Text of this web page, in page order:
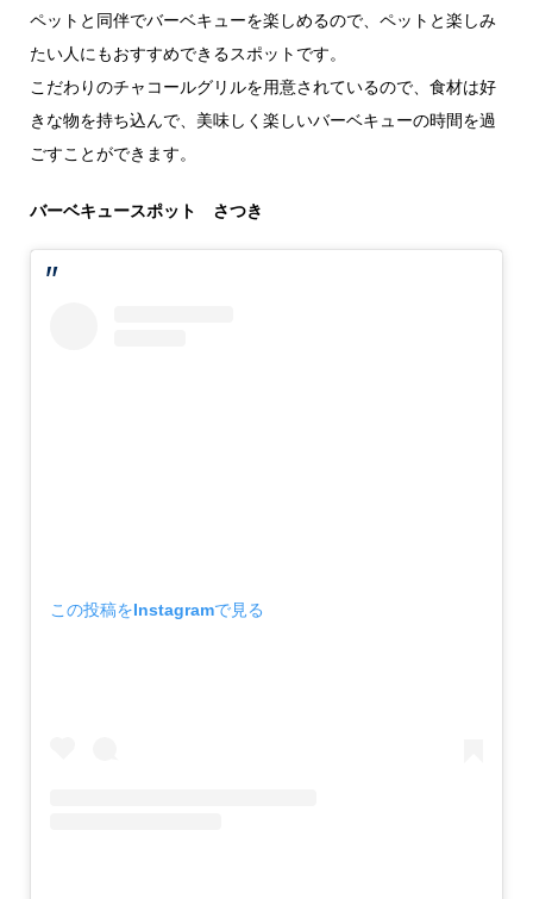
ペットと同伴でバーベキューを楽しめるので、ペットと楽しみ
たい人にもおすすめできるスポットです。
こだわりのチャコールグリルを用意されているので、食材は好
きな物を持ち込んで、美味しく楽しいバーベキューの時間を過
ごすことができます。
バーベキュースポット さつき
この投稿をInstagramで見る